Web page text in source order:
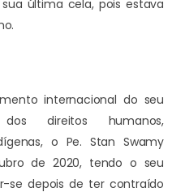
última cela, pois estava
internacional do seu
direitos humanos,
o Pe. Stan Swamy
de 2020, tendo o seu
se depois de ter contraído